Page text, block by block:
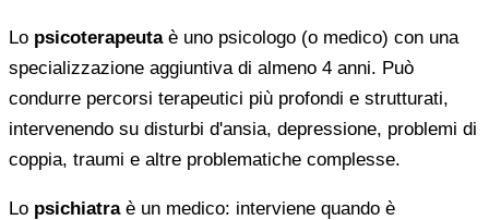
Lo psicoterapeutaè uno psicologo (o medico) con una
specializzazione aggiuntiva di almeno 4 anni. Può
condurre percorsi terapeutici più profondi e strutturati,
intervenendo su disturbi d'ansia, depressione, problemi di
coppia, traumi e altre problematiche complesse.
Lo psichiatraè un medico: interviene quando è